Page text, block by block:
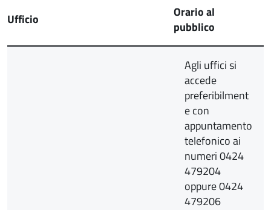
Ufficio
Orario al
pubblico
Agli uffici si
accede
preferibilment
e con
appuntamento
telefonico ai
numeri 0424
479204
oppure 0424
479206